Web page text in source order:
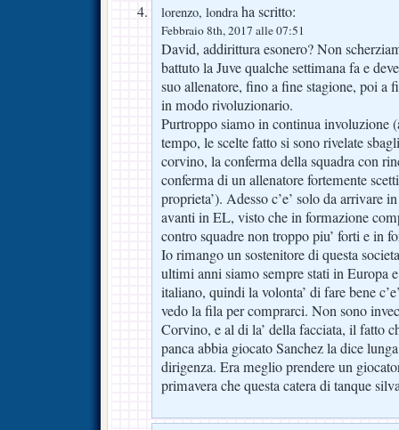
lorenzo, londraha scritto:
Febbraio 8th, 2017 alle 07:51
David, addirittura esonero? Non
battuto la Juve qualche settimana fa e
suo allenatore, fino a fine stagione, poi a
in modo rivoluzionario.
Purtroppo siamo in continua involuzione
tempo, le scelte fatto si sono rivelate
corvino, la conferma della squadra con
conferma di un allenatore fortemente
proprieta’). Adesso c’e’ solo da arrivare
avanti in EL, visto che in formazione
contro squadre non troppo piu’ forti e in
Io rimango un sostenitore di questa
ultimi anni siamo sempre stati in Europa
italiano, quindi la volonta’ di fare bene
vedo la fila per comprarci. Non sono
Corvino, e al di la’ della facciata, il fatto
panca abbia giocato Sanchez la dice
dirigenza. Era meglio prendere un
primavera che questa catera di tanque